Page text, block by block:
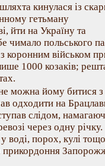
кинулася із
гетьману
йти на Україну та
чимало польського
коронним військом
1000 козаків;
можна йому битися з
одходити на
слідом,
через одну річку.
воді, порох, кулі тощо
прикордоння